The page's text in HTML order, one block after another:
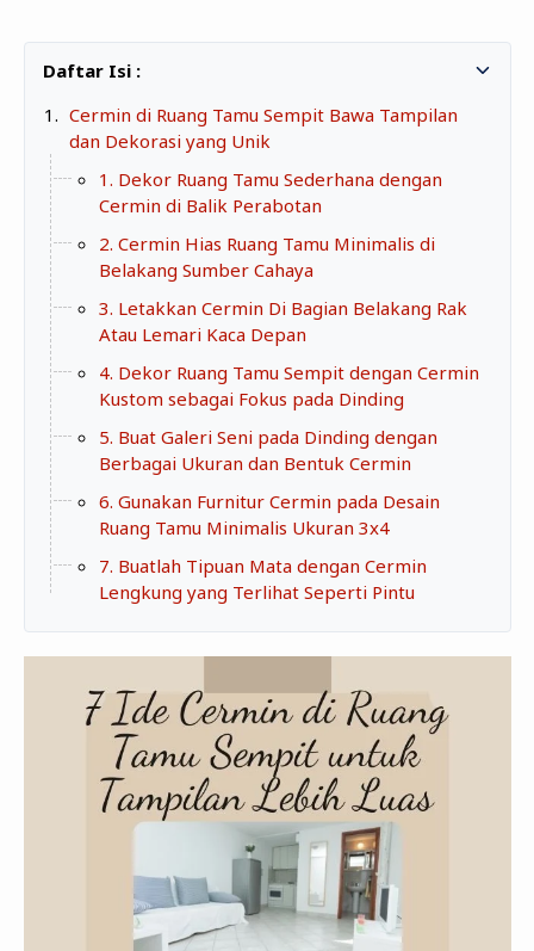
Tips
Jalan&Jajan
TeknOto
Soal Uang
Sudut Rumah
Blog&Write
Ngobrolin Film
Cermin di Ruang Tamu Sempit Bawa Tampilan
dan Dekorasi yang Unik
1. Dekor Ruang Tamu Sederhana dengan
Cermin di Balik Perabotan
2. Cermin Hias Ruang Tamu Minimalis di
Belakang Sumber Cahaya
3. Letakkan Cermin Di Bagian Belakang Rak
Atau Lemari Kaca Depan
4. Dekor Ruang Tamu Sempit dengan Cermin
Kustom sebagai Fokus pada Dinding
5. Buat Galeri Seni pada Dinding dengan
Berbagai Ukuran dan Bentuk Cermin
6. Gunakan Furnitur Cermin pada Desain
Ruang Tamu Minimalis Ukuran 3x4
7. Buatlah Tipuan Mata dengan Cermin
Lengkung yang Terlihat Seperti Pintu